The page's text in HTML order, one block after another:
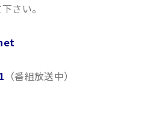
さい。
（番組放送中）